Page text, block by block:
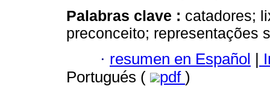
Palabras clave : catadores;
preconceito; representações
· resumen en Español |
Portugués (
pdf )